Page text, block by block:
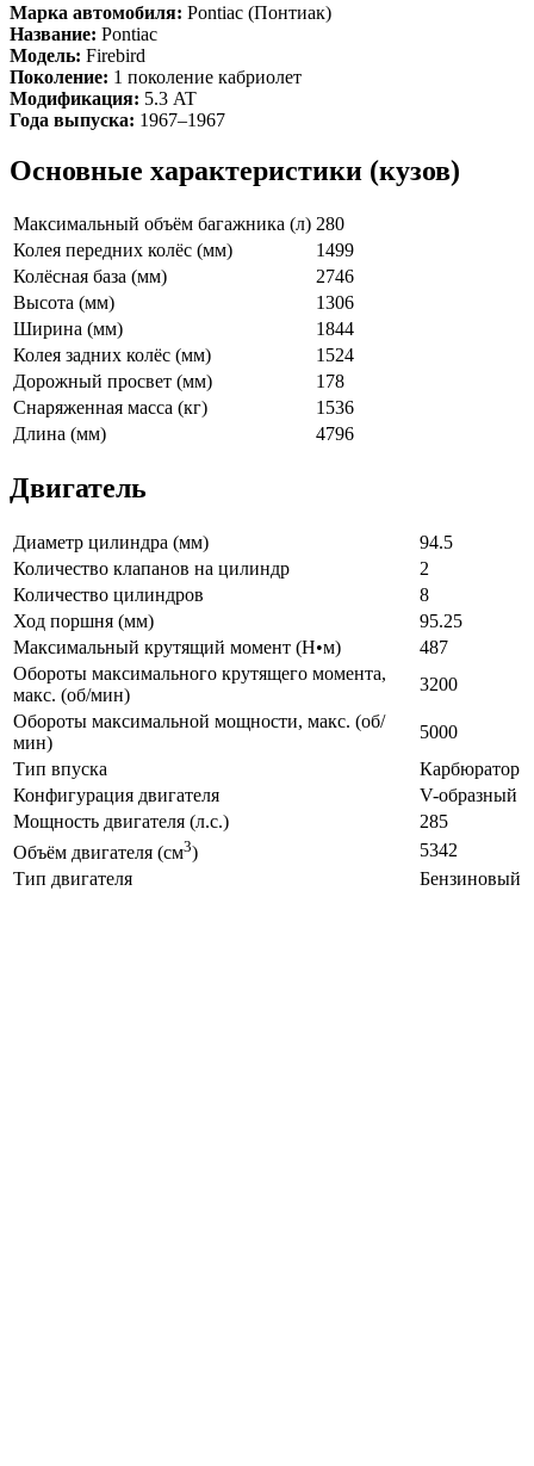
Марка автомобиля: Pontiac (Понтиак)
Название: Pontiac
Модель: Firebird
Поколение: 1 поколение кабриолет
Модификация: 5.3 AT
Года выпуска: 1967–1967
Основные характеристики (кузов)
Максимальный объём багажника (л) 280
Колея передних колёс (мм)
1499
Колёсная база (мм)
2746
Высота (мм)
1306
Ширина (мм)
1844
Колея задних колёс (мм)
1524
Дорожный просвет (мм)
178
Снаряженная масса (кг)
1536
Длина (мм)
4796
Двигатель
Диаметр цилиндра (мм)
94.5
Количество клапанов на цилиндр
2
Количество цилиндров
8
Ход поршня (мм)
95.25
Максимальный крутящий момент (Н•м)
487
Обороты максимального крутящего момента,
макс. (об/мин)
3200
Обороты максимальной мощности, макс. (об/
мин)
5000
Тип впуска
Карбюратор
Конфигурация двигателя
V-образный
Мощность двигателя (л.с.)
285
Объём двигателя (см3)
5342
Тип двигателя
Бензиновый